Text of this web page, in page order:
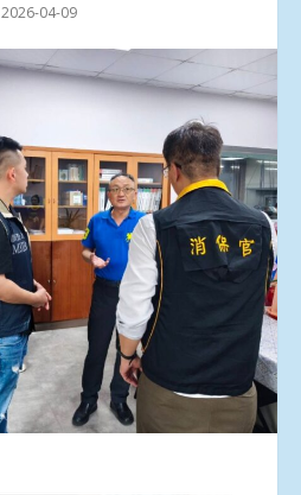
2026-04-09